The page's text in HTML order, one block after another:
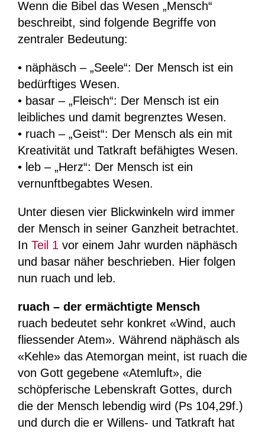
Wenn die Bibel das Wesen „Mensch“
beschreibt, sind folgende Begriffe von
zentraler Bedeutung:
• näphäsch – „Seele“: Der Mensch ist ein
bedürftiges Wesen.
• basar – „Fleisch“: Der Mensch ist ein
leibliches und damit begrenztes Wesen.
• ruach – „Geist“: Der Mensch als ein mit
Kreativität und Tatkraft befähigtes Wesen.
• leb – „Herz“: Der Mensch ist ein
vernunftbegabtes Wesen.
Unter diesen vier Blickwinkeln wird immer
der Mensch in seiner Ganzheit betrachtet.
In Teil 1 vor einem Jahr wurden näphäsch
und basar näher beschrieben. Hier folgen
nun ruach und leb.
ruach – der ermächtigte Mensch
ruach bedeutet sehr konkret «Wind, auch
fliessender Atem». Während näphäsch als
«Kehle» das Atemorgan meint, ist ruach die
von Gott gegebene «Atemluft», die
schöpferische Lebenskraft Gottes, durch
die der Mensch lebendig wird (Ps 104,29f.)
und durch die er Willens- und Tatkraft hat